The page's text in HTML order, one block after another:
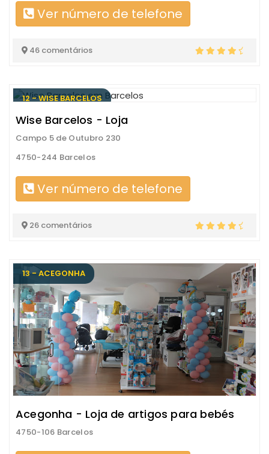
Ver número de telefone
46 comentários
12 - WISE BARCELOS
Wise Barcelos - Loja
Campo 5 de Outubro 230
4750-244 Barcelos
Ver número de telefone
26 comentários
13 - ACEGONHA
Acegonha - Loja de artigos para bebés
4750-106 Barcelos